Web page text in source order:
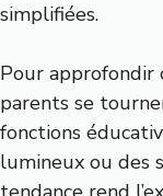
simplifiées.
Pour approfondir
parents se
fonctions
lumineux ou des